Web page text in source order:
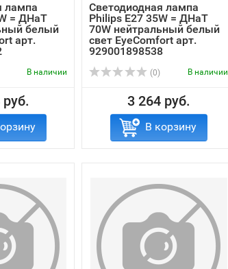
лампа
= ДНаТ
белый
арт.
В наличии
Светодиодная лампа
Philips E27 35W = ДНаТ
70W нейтральный белый
свет EyeComfort арт.
929001898538
(0) В наличии
3 264 руб.
В корзину